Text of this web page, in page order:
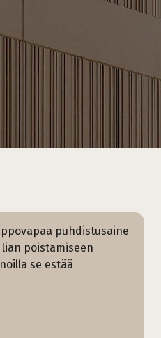
puhdistusaine
poistamiseen
se estää